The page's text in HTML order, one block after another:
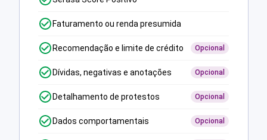
Faturamento ou renda presumida
Recomendação e limite de crédito Opcional
Dívidas, negativas e anotações Opcional
Detalhamento de protestos Opcional
Dados comportamentais Opcional